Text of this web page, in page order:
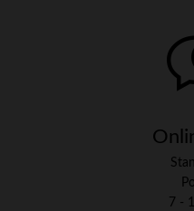
7 -